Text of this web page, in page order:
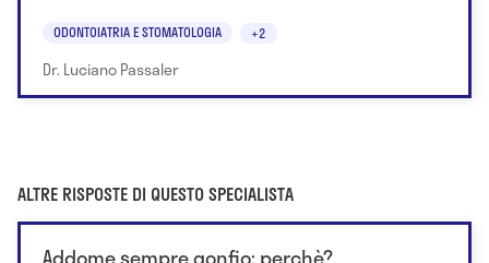
ODONTOIATRIA E STOMATOLOGIA +2
Dr. Luciano Passaler
ALTRE RISPOSTE DI QUESTO SPECIALISTA